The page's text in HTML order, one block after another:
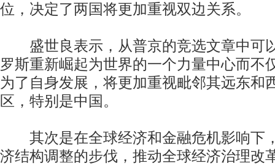
位，决定了两国将更加重视双边关系。
盛世良表示，从普京的竞选文章中可
罗斯重新崛起为世界的一个力量中心而不
为了自身发展，将更加重视毗邻其远东和
区，特别是中国。
其次是在全球经济和金融危机影响下
济结构调整的步伐，推动全球经济治理改